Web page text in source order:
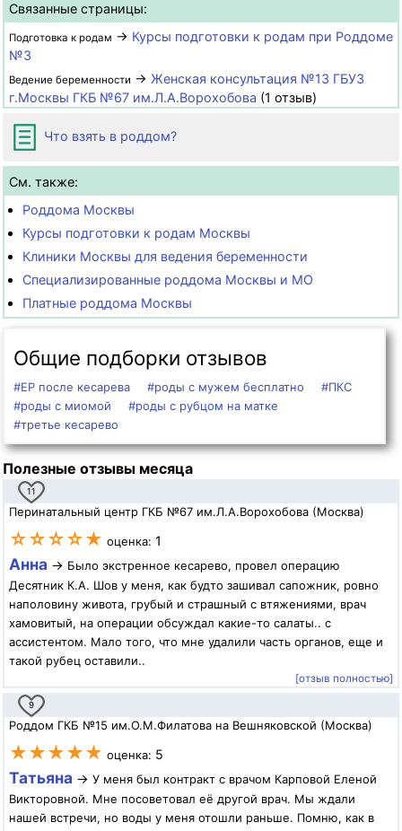
Связанные страницы:
Подготовка к родам → Курсы подготовки к родам при Роддоме
№3
Ведение беременности → Женская консультация №13 ГБУЗ
г.Москвы ГКБ №67 им.Л.А.Ворохобова (1 отзыв)
Что взять в роддом?
См. также:
Роддома Москвы
Курсы подготовки к родам Москвы
Клиники Москвы для ведения беременности
Специализированные роддома Москвы и МО
Платные роддома Москвы
Общие подборки отзывов
#ЕР после кесарева #роды с мужем бесплатно
#ПКС
#роды с миомой
#роды с рубцом на матке
#третье кесарево
Полезные отзывы месяца
11
Перинатальный центр ГКБ №67 им.Л.А.Ворохобова (Москва)
☆☆☆☆★ оценка: 1
Анна → Было экстренное кесарево, провел операцию
Десятник К.А. Шов у меня, как будто зашивал сапожник, ровно
наполовину живота, грубый и страшный с втяжениями, врач
хамовитый, на операции обсуждал какие-то салаты.. с
ассистентом. Мало того, что мне удалили часть органов, еще и
такой рубец оставили..
[отзыв полностью]
9
Роддом ГКБ №15 им.О.М.Филатова на Вешняковской (Москва)
★★★★★ оценка: 5
Татьяна → У меня был контракт с врачом Карповой Еленой
Викторовной. Мне посоветовал её другой врач. Мы ждали
нашей встречи, но воды у меня отошли раньше. Помню, как в